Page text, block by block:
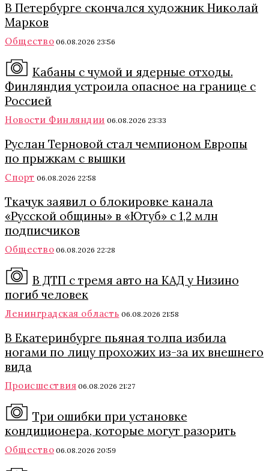
В Петербурге скончался художник Николай
Марков
Общество 06.08.2026 23:56
Кабаны с чумой и ядерные отходы.
Финляндия устроила опасное на границе с
Россией
Новости Финляндии 06.08.2026 23:33
Руслан Терновой стал чемпионом Европы
по прыжкам с вышки
Спорт 06.08.2026 22:58
Ткачук заявил о блокировке канала
«Русской общины» в «Ютуб» с 1,2 млн
подписчиков
Общество 06.08.2026 22:28
В ДТП с тремя авто на КАД у Низино
погиб человек
Ленинградская область 06.08.2026 21:58
В Екатеринбурге пьяная толпа избила
ногами по лицу прохожих из-за их внешнего
вида
Происшествия 06.08.2026 21:27
Три ошибки при установке
кондиционера, которые могут разорить
Общество 06.08.2026 20:59